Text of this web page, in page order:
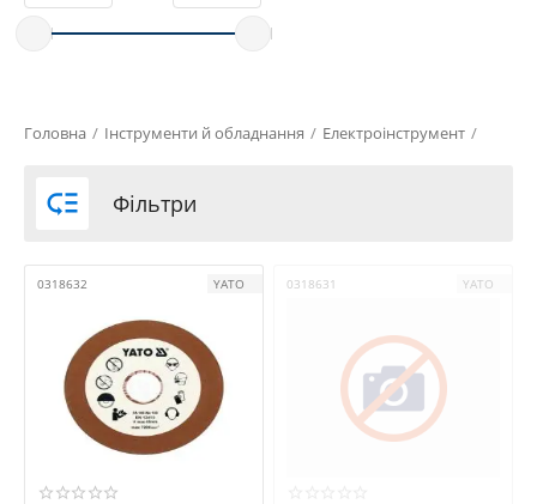
Головна / Інструменти й обладнання / Електроінструмент /
 Фільтри
0318632 YATO 0318631 YATO